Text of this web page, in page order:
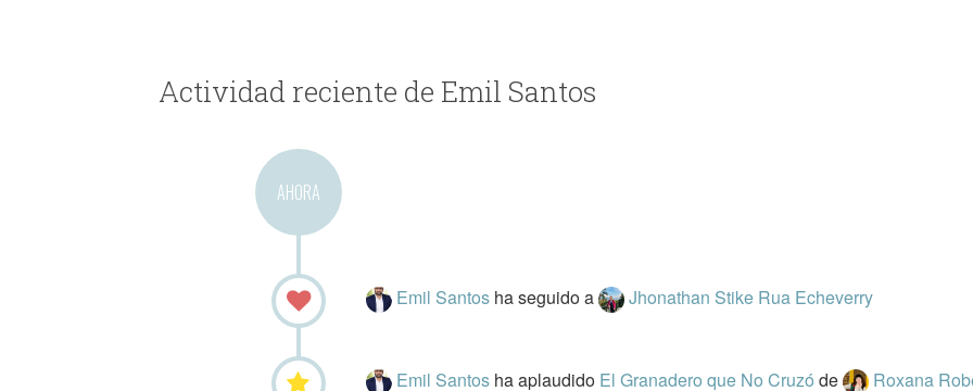
Actividad reciente de Emil Santos
AHORA
Emil Santos ha seguido a Jhonathan Stike Rua Echeverry
Emil Santos ha aplaudido El Granadero que No Cruzó de Roxana